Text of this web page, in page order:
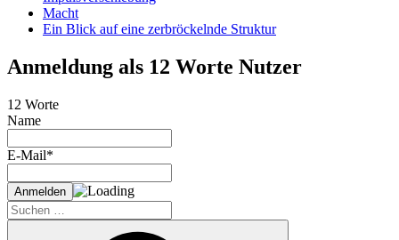
Macht
Ein Blick auf eine zerbröckelnde Struktur
Anmeldung als 12 Worte Nutzer
12 Worte
Name
E-Mail*
Suche
nach: